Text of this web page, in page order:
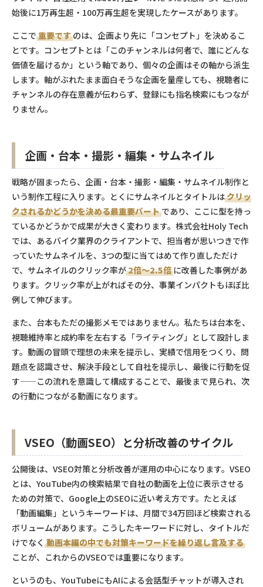
始後に1万再生超・100万再生超を実現したケースがあります。
ここで 重要です のは、企画より先に「コンセプト」を決めるこ
とです。コンセプトとは「このチャンネルは何者で、誰にどんな
価値を届けるか」という軸であり、個々の企画はその軸から派生
します。軸がぶれたまま面白そうな企画を量産しても、視聴者に
チャンネルの存在意義が伝わらず、登録にも指名検索にもつなが
りません。
企画・台本・撮影・編集・サムネイル
戦略が固まったら、企画・台本・撮影・編集・サムネイル制作と
いう制作工程に入ります。とくにサムネイルとタイトルはクリッ
クされるかどうかを決める最重要パート であり、ここに型を持っ
ているかどうかで成果が大きく変わります。株式会社Holy Tech
では、あるバイク業界のクライアントで、担当者が思いつきで作
っていたサムネイルを、3つの型に当てはめて作り直しただけ
で、サムネイルのクリック率が2倍〜2.5倍 に改善した事例があ
ります。クリック率が上がればその分、事業インパクトもほぼ比
例して伸びます。
また、台本もただの撮影メモではありません。私たちは台本を、
視聴維持率と成約率を左右する「ライティング」として設計しま
す。動画の冒頭で理想の未来を提示し、実績で信用をつくり、問
題点を認識させ、解決手段として自社を提示し、最後に行動を促
す——この流れを意識して構成することで、最後まで見られ、次
の行動につながる動画になります。
VSEO（動画SEO）と分析改善のサイクル
公開後は、VSEO対策と分析改善が運用の中心になります。VSEO
とは、YouTube内の検索結果で自社の動画を上位に表示させる
ための対策で、Google上のSEOに近い考え方です。たとえば
「動画編集」というキーワードは、月間で34万回ほど検索される
ボリュームがあります。こうしたキーワードに対し、タイトルだ
けでなく 動画本編の中でも対策キーワードを繰り返し言及する
ことが、これからのVSEOでは重要になります。
というのも、YouTubeにもAIによる会話型チャットが導入され